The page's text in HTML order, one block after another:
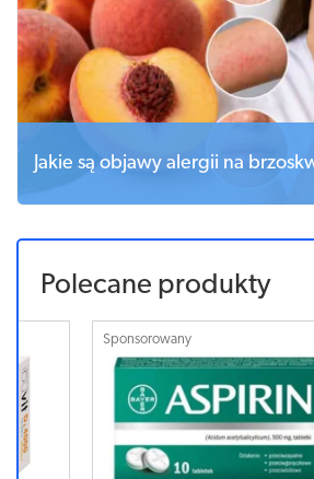
Jakie są objawy alergii na
Polecane produkty
Sponsorowany